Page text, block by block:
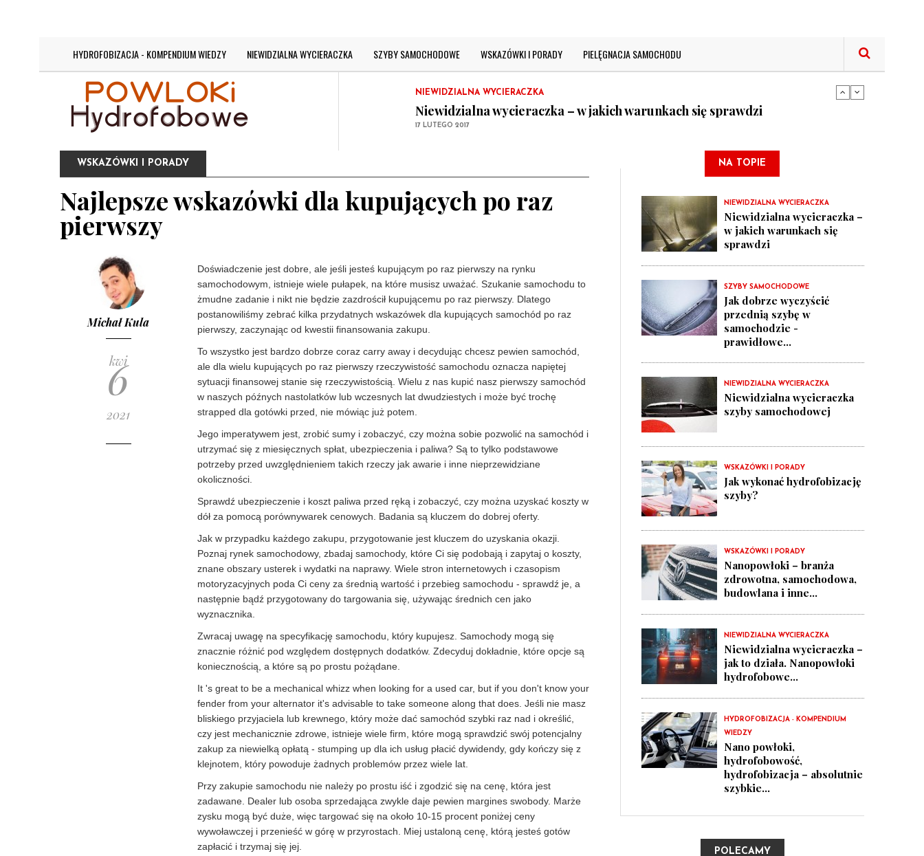
HYDROFOBIZACJA - KOMPENDIUM WIEDZY NIEWIDZIALNA WYCIERACZKA SZYBY SAMOCHODOWE WSKAZÓWKI I PORADY PIELĘGNACJA SAMOCHODU
Niewidzialna wycieraczka szyby samochodowej
Niewidzialna wycieraczka – w jakich warunkach się sprawdzi
17 LUTEGO 2017
Jak dobrze wyczyścić przednią szybę w samochodzie - prawidłowe techniki
Niewidzialna wycieraczka szyby samochodowej
17 LUTEGO 2017
Niewidzialna wycieraczka – w jakich warunkach się sprawdzi
WSKAZÓWKI I PORADY
Najlepsze wskazówki dla kupujących po raz
pierwszy
Michał Kula
kwi
6
2021
Doświadczenie jest dobre, ale jeśli jesteś kupującym po raz pierwszy na rynku
samochodowym, istnieje wiele pułapek, na które musisz uważać. Szukanie samochodu to
żmudne zadanie i nikt nie będzie zazdrościł kupującemu po raz pierwszy. Dlatego
postanowiliśmy zebrać kilka przydatnych wskazówek dla kupujących samochód po raz
pierwszy, zaczynając od kwestii finansowania zakupu.
To wszystko jest bardzo dobrze coraz carry away i decydując chcesz pewien samochód,
ale dla wielu kupujących po raz pierwszy rzeczywistość samochodu oznacza napiętej
sytuacji finansowej stanie się rzeczywistością. Wielu z nas kupić nasz pierwszy samochód
w naszych późnych nastolatków lub wczesnych lat dwudziestych i może być trochę
strapped dla gotówki przed, nie mówiąc już potem.
Jego imperatywem jest, zrobić sumy i zobaczyć, czy można sobie pozwolić na samochód i
utrzymać się z miesięcznych spłat, ubezpieczenia i paliwa? Są to tylko podstawowe
potrzeby przed uwzględnieniem takich rzeczy jak awarie i inne nieprzewidziane
okoliczności.
Sprawdź ubezpieczenie i koszt paliwa przed ręką i zobaczyć, czy można uzyskać koszty w
dół za pomocą porównywarek cenowych. Badania są kluczem do dobrej oferty.
Jak w przypadku każdego zakupu, przygotowanie jest kluczem do uzyskania okazji.
Poznaj rynek samochodowy, zbadaj samochody, które Ci się podobają i zapytaj o koszty,
znane obszary usterek i wydatki na naprawy. Wiele stron internetowych i czasopism
motoryzacyjnych poda Ci ceny za średnią wartość i przebieg samochodu - sprawdź je, a
następnie bądź przygotowany do targowania się, używając średnich cen jako
wyznacznika.
Zwracaj uwagę na specyfikację samochodu, który kupujesz. Samochody mogą się
znacznie różnić pod względem dostępnych dodatków. Zdecyduj dokładnie, które opcje są
koniecznością, a które są po prostu pożądane.
It 's great to be a mechanical whizz when looking for a used car, but if you don't know your
fender from your alternator it's advisable to take someone along that does. Jeśli nie masz
bliskiego przyjaciela lub krewnego, który może dać samochód szybki raz nad i określić,
czy jest mechanicznie zdrowe, istnieje wiele firm, które mogą sprawdzić swój potencjalny
zakup za niewielką opłatą - stumping up dla ich usług płacić dywidendy, gdy kończy się z
klejnotem, który powoduje żadnych problemów przez wiele lat.
Przy zakupie samochodu nie należy po prostu iść i zgodzić się na cenę, która jest
zadawane. Dealer lub osoba sprzedająca zwykle daje pewien margines swobody. Marże
zysku mogą być duże, więc targować się na około 10-15 procent poniżej ceny
wywoławczej i przenieść w górę w przyrostach. Miej ustaloną cenę, którą jesteś gotów
zapłacić i trzymaj się jej.
NA TOPIE
NIEWIDZIALNA WYCIERACZKA
Niewidzialna wycieraczka –
w jakich warunkach się
sprawdzi
SZYBY SAMOCHODOWE
Jak dobrze wyczyścić
przednią szybę w
samochodzie -
prawidłowe...
NIEWIDZIALNA WYCIERACZKA
Niewidzialna wycieraczka
szyby samochodowej
WSKAZÓWKI I PORADY
Jak wykonać hydrofobizację
szyby?
WSKAZÓWKI I PORADY
Nanopowłoki – branża
zdrowotna, samochodowa,
budowlana i inne...
NIEWIDZIALNA WYCIERACZKA
Niewidzialna wycieraczka –
jak to działa. Nanopowłoki
hydrofobowe...
HYDROFOBIZACJA - KOMPENDIUM
WIEDZY
Nano powłoki,
hydrofobowość,
hydrofobizacja – absolutnie
szybkie...
POLECAMY